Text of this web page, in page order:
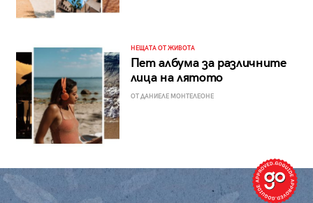
НЕЩАТА ОТ ЖИВОТА
Пет албума за различните
лица на лятото
ОТ ДАНИЕЛЕ МОНТЕЛЕОНЕ